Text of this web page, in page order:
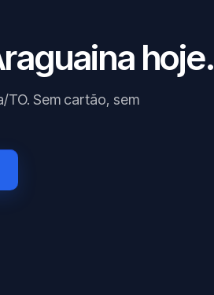
hoje.
TO. Sem cartão, sem